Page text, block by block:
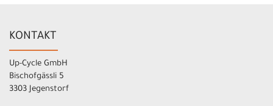
KONTAKT
Up-Cycle GmbH
Bischofgässli 5
3303 Jegenstorf